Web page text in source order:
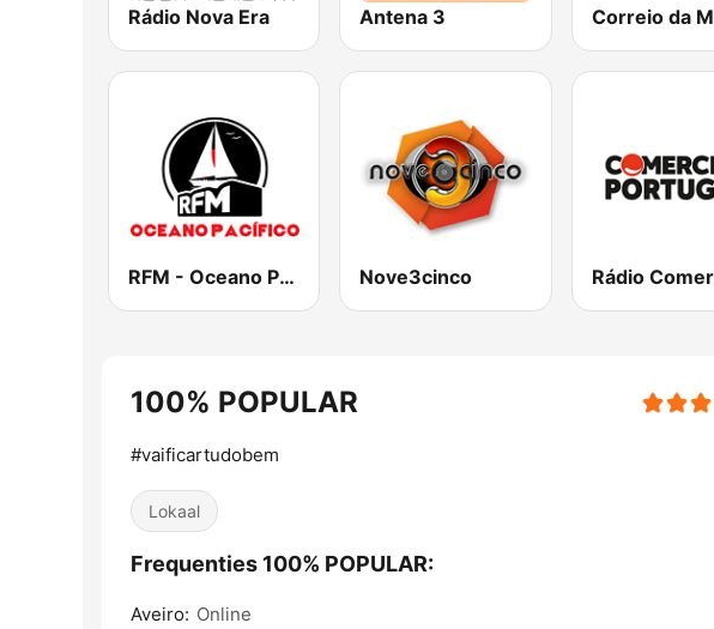
Rádio Nova Era Antena 3
RFM - Oceano Pacífico Online Nove3cinco
100% POPULAR
#vaificartudobem
Lokaal
Frequenties 100% POPULAR:
Aveiro: Online